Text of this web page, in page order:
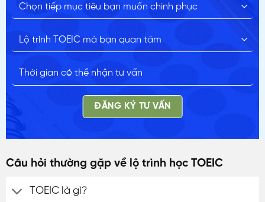
ĐĂNG KÝ TƯ VẤN
Câu hỏi thường gặp về lộ trình học TOEIC
TOEIC là gì?